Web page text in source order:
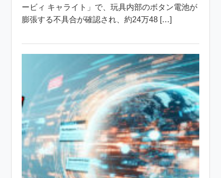
ービィ キャライト」で、玩具内部のボタン電池が
膨張する不具合が確認され、約24万48 […]